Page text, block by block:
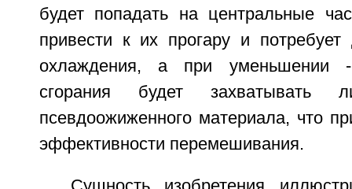
будет попадать на центральные
привести к их прогару и потребует
охлаждения, а при уменьшении
сгорания будет захватывать
псевдоожиженного материала, что
эффективности перемешивания.